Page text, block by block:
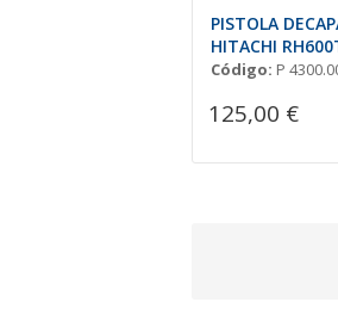
PISTOLA
HITACHI
Código: P
125,00 €